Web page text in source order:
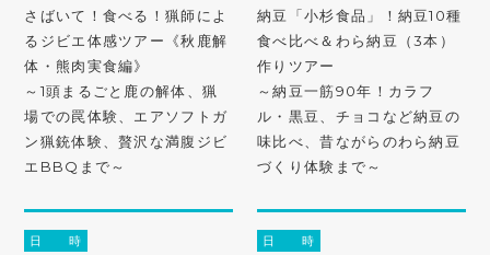
さばいて！食べる！猟師によ
るジビエ体感ツアー《秋鹿解
体・熊肉実食編》
～1頭まるごと鹿の解体、猟
場での罠体験、エアソフトガ
ン猟銃体験、贅沢な満腹ジビ
エBBQまで～
納豆「小杉食品」！納豆10種
食べ比べ＆わら納豆（3本）
作りツアー
～納豆一筋90年！カラフ
ル・黒豆、チョコなど納豆の
味比べ、昔ながらのわら納豆
づくり体験まで～
日 時 日 時